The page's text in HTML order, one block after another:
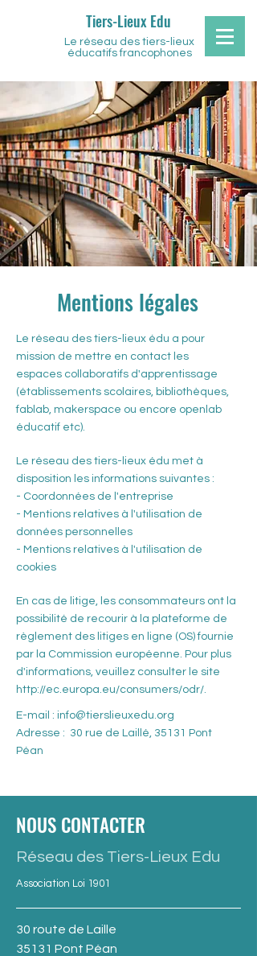
Tiers-Lieux Edu
Le réseau des tiers-lieux
éducatifs francophones
Mentions légales
Le réseau des tiers-lieux édu a pour
mission de mettre en contact les
espaces collaboratifs d'apprentissage
(établissements scolaires, bibliothèques,
fablab, makerspace ou encore openlab
éducatif etc).
Le réseau des tiers-lieux édu met à
disposition les informations suivantes :
- Coordonnées de l'entreprise
- Mentions relatives à l'utilisation de
données personnelles
- Mentions relatives à l'utilisation de
cookies
En cas de litige, les consommateurs ont la
possibilité de recourir à la plateforme de
règlement des litiges en ligne (OS) fournie
par la Commission européenne. Pour plus
d'informations, veuillez consulter le site
http://ec.europa.eu/consumers/odr/.
E-mail : info@tierslieuxedu.org
Adresse : 30 rue de Laillé, 35131 Pont
Péan
NOUS CONTACTER
Réseau des Tiers-Lieux Edu
Association Loi 1901
30 route de Laille
35131 Pont Péan